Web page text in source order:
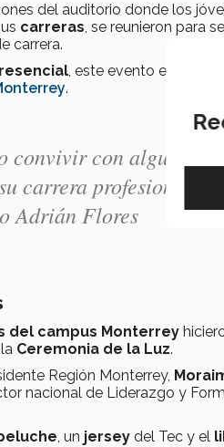
del auditorio donde los
carreras, se reunieron para
carrera.
, este evento es uno
.
convivir con algunos
carrera profesional.
Adrián Flores
del campus Monterrey
Ceremonia de la Luz.
Región Monterrey,
nacional de Liderazgo y
, un jersey del Tec y el